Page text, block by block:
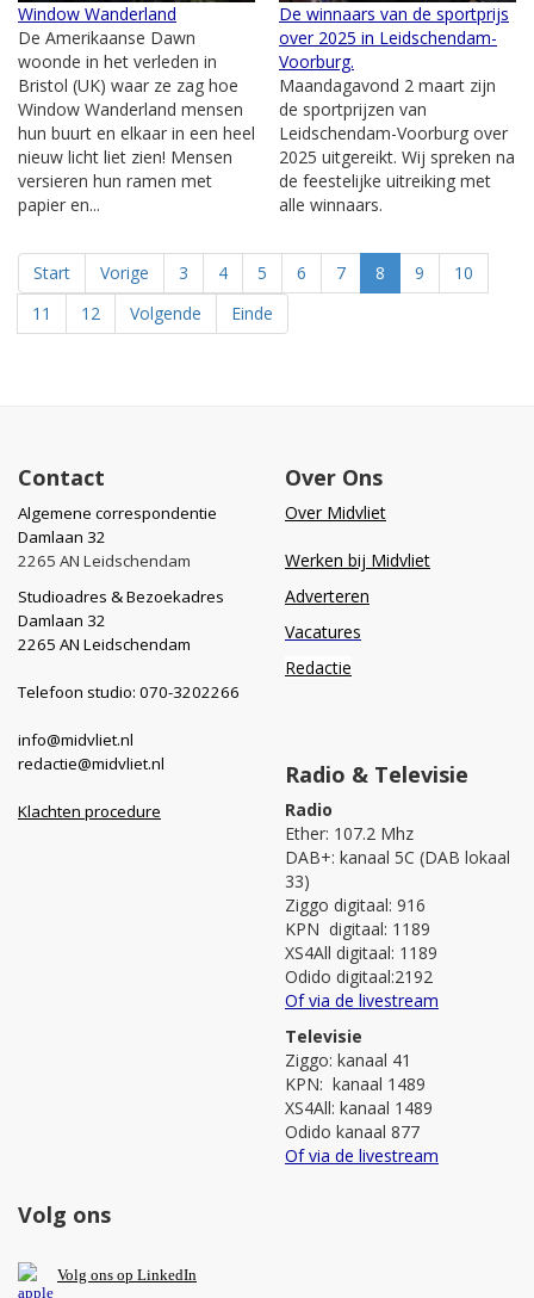
Window Wanderland
De Amerikaanse Dawn
woonde in het verleden in
Bristol (UK) waar ze zag hoe
Window Wanderland mensen
hun buurt en elkaar in een heel
nieuw licht liet zien! Mensen
versieren hun ramen met
papier en...
De winnaars van de sportprijs
over 2025 in Leidschendam-
Voorburg.
Maandagavond 2 maart zijn
de sportprijzen van
Leidschendam-Voorburg over
2025 uitgereikt. Wij spreken na
de feestelijke uitreiking met
alle winnaars.
Start Vorige 3 4 5 6 7 8 9
10
11
12 Volgende Einde
Contact
Algemene correspondentie
Damlaan 32
2265 AN Leidschendam
Studioadres & Bezoekadres
Damlaan 32
2265 AN Leidschendam
Telefoon studio: 070-3202266
info@midvliet.nl
redactie@midvliet.nl
Klachten procedure
Over Ons
Over Midvliet
Werken bij Midvliet
Adverteren
Vacatures
Redactie
Radio & Televisie
Radio
Ether: 107.2 Mhz
DAB+: kanaal 5C (DAB lokaal
33)
Ziggo digitaal: 916
KPN digitaal: 1189
XS4All digitaal: 1189
Odido digitaal:2192
Of via de livestream
Televisie
Ziggo: kanaal 41
KPN: kanaal 1489
XS4All: kanaal 1489
Odido kanaal 877
Of via de livestream
Volg ons
Volg ons op LinkedIn